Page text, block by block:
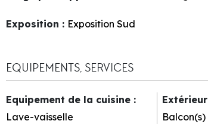
Exposition : Exposition Sud
EQUIPEMENTS, SERVICES
Equipement de la cuisine :
Lave-vaisselle
Extérieur
Balcon(s)